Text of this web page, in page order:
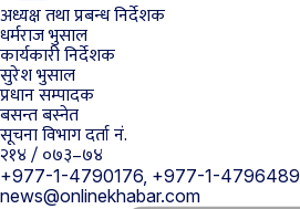
अध्यक्ष तथा प्रबन्ध निर्देशक
धर्मराज भुसाल
कार्यकारी निर्देशक
सुरेश भुसाल
प्रधान सम्पादक
बसन्त बस्नेत
सूचना विभाग दर्ता नं.
२१४ / ०७३–७४
+977-1-4790176, +977-1-4796489
news@onlinekhabar.com